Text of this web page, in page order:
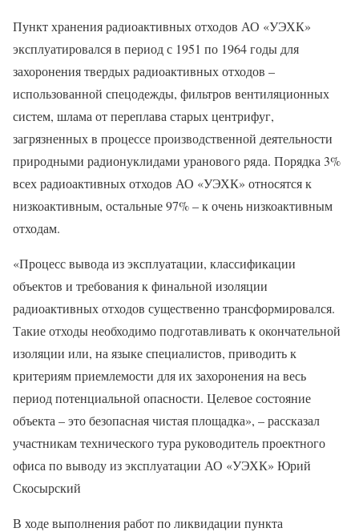
Пункт хранения радиоактивных отходов АО «УЭХК»
эксплуатировался в период с 1951 по 1964 годы для
захоронения твердых радиоактивных отходов –
использованной спецодежды, фильтров вентиляционных
систем, шлама от переплава старых центрифуг,
загрязненных в процессе производственной деятельности
природными радионуклидами уранового ряда. Порядка 3%
всех радиоактивных отходов АО «УЭХК» относятся к
низкоактивным, остальные 97% – к очень низкоактивным
отходам.
«Процесс вывода из эксплуатации, классификации
объектов и требования к финальной изоляции
радиоактивных отходов существенно трансформировался.
Такие отходы необходимо подготавливать к окончательной
изоляции или, на языке специалистов, приводить к
критериям приемлемости для их захоронения на весь
период потенциальной опасности. Целевое состояние
объекта – это безопасная чистая площадка», – рассказал
участникам технического тура руководитель проектного
офиса по выводу из эксплуатации АО «УЭХК» Юрий
Скосырский
В ходе выполнения работ по ликвидации пункта